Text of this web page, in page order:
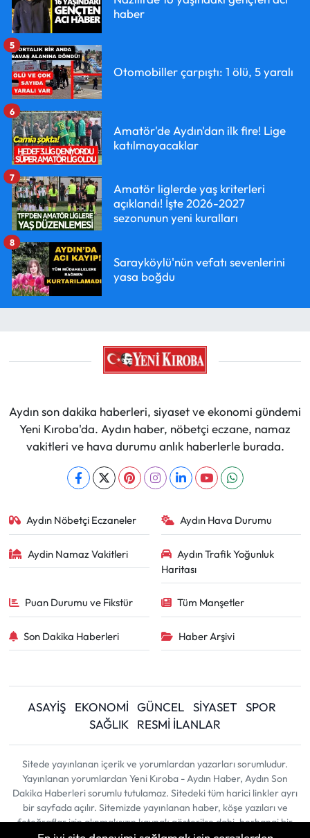
haber
Otomobiller çarpıştı: 1 ölü, 5 yaralı
5
Amatör'de Aydın'dan ilk fire! Lige
katılmayacaklar
6
Amatör liglerde yaş kriterleri
açıklandı! İşte 2026-2027
sezonunun yeni kuralları
7
Sarayköylü'nün vefatı sevenlerini
yasa boğdu
8
Aydın son dakika haberleri, siyaset ve ekonomi gündemi
Yeni Kıroba'da. Aydın haber, nöbetçi eczane, namaz
vakitleri ve hava durumu anlık haberlerle burada.
Aydın Nöbetçi Eczaneler Aydın Hava Durumu
Aydin Namaz Vakitleri
Aydın Trafik Yoğunluk
Haritası
Puan Durumu ve Fikstür Tüm Manşetler
Son Dakika Haberleri Haber Arşivi
ASAYİŞ EKONOMİ GÜNCEL SİYASET
SPOR
SAĞLIK
RESMİ İLANLAR
Sitede yayınlanan içerik ve yorumlardan yazarları sorumludur.
Yayınlanan yorumlardan Yeni Kıroba - Aydın Haber, Aydın Son
Dakika Haberleri sorumlu tutulamaz. Sitedeki tüm harici linkler ayrı
bir sayfada açılır. Sitemizde yayınlanan haber, köşe yazıları ve
fotoğraflar izin alınmaksızın kaynak gösterilse dahi, herhangi bir